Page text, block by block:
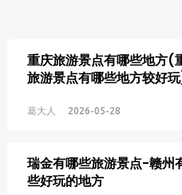
重庆旅游景点有哪些地方(
旅游景点有哪些地方较好
葛大人 2026-05-28
瑞金有哪些旅游景点-赣州
些好玩的地方